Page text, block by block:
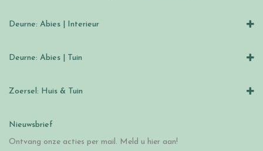
Deurne: Abies | Interieur
Deurne: Abies | Tuin
Zoersel: Huis & Tuin
Nieuwsbrief
Ontvang onze acties per mail. Meld u hier aan!